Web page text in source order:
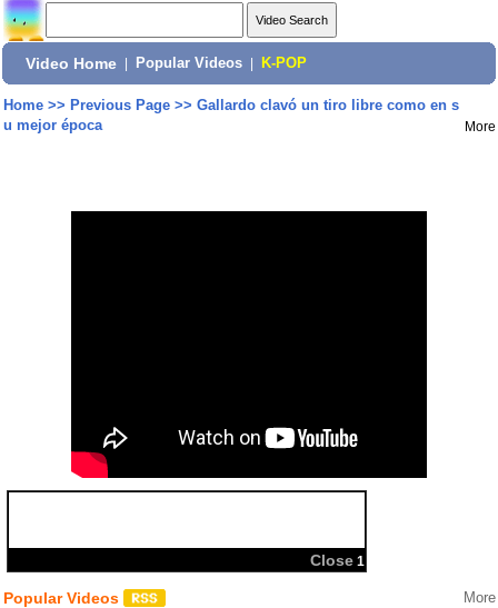
Video Home Popular Videos K-POP
Home>> Previous Page>> Gallardo clavó un tiro libre como en s
u mejor época
More
Close 1
Share:
Popular Videos More